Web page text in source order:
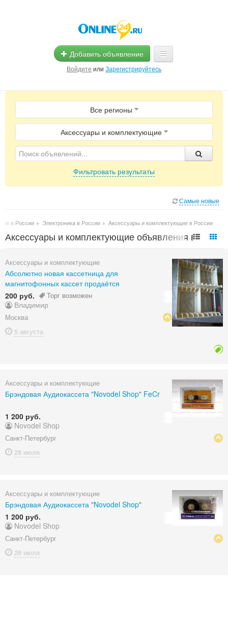
Добавить объявление
Войдите или Зарегистрируйтесь
Главная
Помощь
Услуги
Магазины
Все регионы
Аксессуары и комплектующие
Фильтровать результаты
Самые новые
в России ▸ Электроника в России ▸ Аксессуары и комплектующие в России
Аксессуары и комплектующие объявления в
Аксессуары и комплектующие
Абсолютно новая кассетница для
магнитофонных кассет продаётся
200 руб.
Торг возможен
Владимир
Москва
5 августа
Аксессуары и комплектующие
Брэндовая Аудиокассета "Novodel Shop" FeCr
1 200 руб.
Novodel Shop
Санкт-Петербург
28 июля
Аксессуары и комплектующие
Брэндовая Аудиокассета "Novodel Shop"
1 200 руб.
Novodel Shop
Санкт-Петербург
28 июля